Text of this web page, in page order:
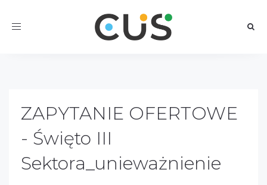
Toggle
ZAPYTANIE OFERTOWE
- Święto III
Sektora_unieważnienie